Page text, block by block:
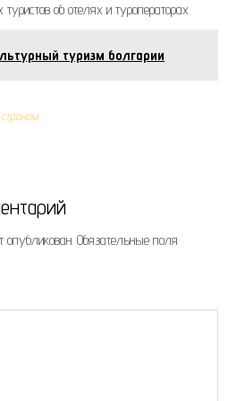
об отелях и туроператорах.
туризм болгарии
Обязательные поля